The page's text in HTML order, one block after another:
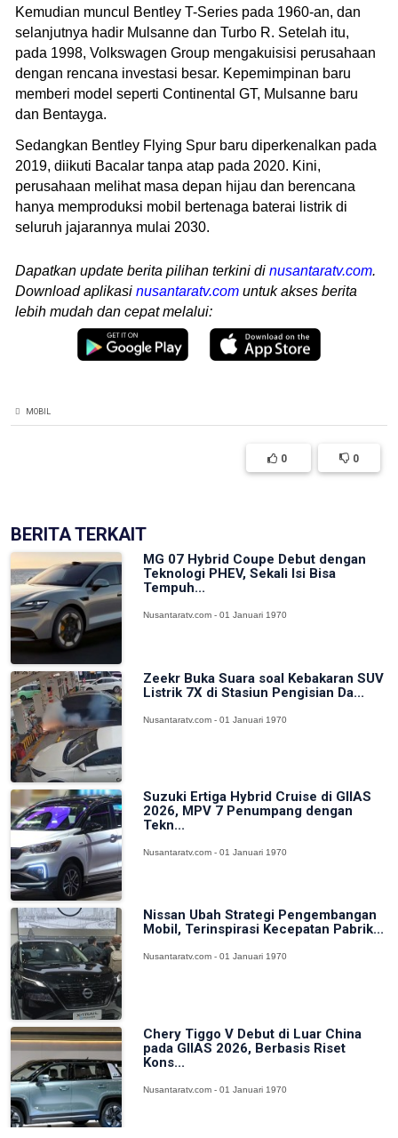
Kemudian muncul Bentley T-Series pada 1960-an, dan
selanjutnya hadir Mulsanne dan Turbo R. Setelah itu,
pada 1998, Volkswagen Group mengakuisisi perusahaan
dengan rencana investasi besar. Kepemimpinan baru
memberi model seperti Continental GT, Mulsanne baru
dan Bentayga.
Sedangkan Bentley Flying Spur baru diperkenalkan pada
2019, diikuti Bacalar tanpa atap pada 2020. Kini,
perusahaan melihat masa depan hijau dan berencana
hanya memproduksi mobil bertenaga baterai listrik di
seluruh jajarannya mulai 2030.
Dapatkan update berita pilihan terkini di nusantaratv.com.
Download aplikasi nusantaratv.com untuk akses berita
lebih mudah dan cepat melalui:
MOBIL
0 0
BERITA TERKAIT
MG 07 Hybrid Coupe Debut dengan
Teknologi PHEV, Sekali Isi Bisa
Tempuh...
Nusantaratv.com - 01 Januari 1970
Zeekr Buka Suara soal Kebakaran SUV
Listrik 7X di Stasiun Pengisian Da...
Nusantaratv.com - 01 Januari 1970
Suzuki Ertiga Hybrid Cruise di GIIAS
2026, MPV 7 Penumpang dengan
Tekn...
Nusantaratv.com - 01 Januari 1970
Nissan Ubah Strategi Pengembangan
Mobil, Terinspirasi Kecepatan Pabrik...
Nusantaratv.com - 01 Januari 1970
Chery Tiggo V Debut di Luar China
pada GIIAS 2026, Berbasis Riset
Kons...
Nusantaratv.com - 01 Januari 1970